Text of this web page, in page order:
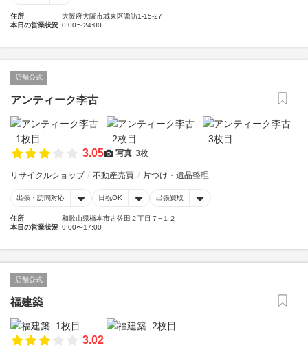
住所
大阪府大阪市城東区諏訪1-15-27
本日の営業状況 0:00〜24:00
店舗公式
アンティーク李古
3.05 写真 3枚
リサイクルショップ 不動産売買 片づけ・遺品整理
出張・訪問対応 日祝OK 出張買取
住所
和歌山県橋本市古佐田２丁目７−１２
本日の営業状況 9:00〜17:00
店舗公式
福建築
3.02